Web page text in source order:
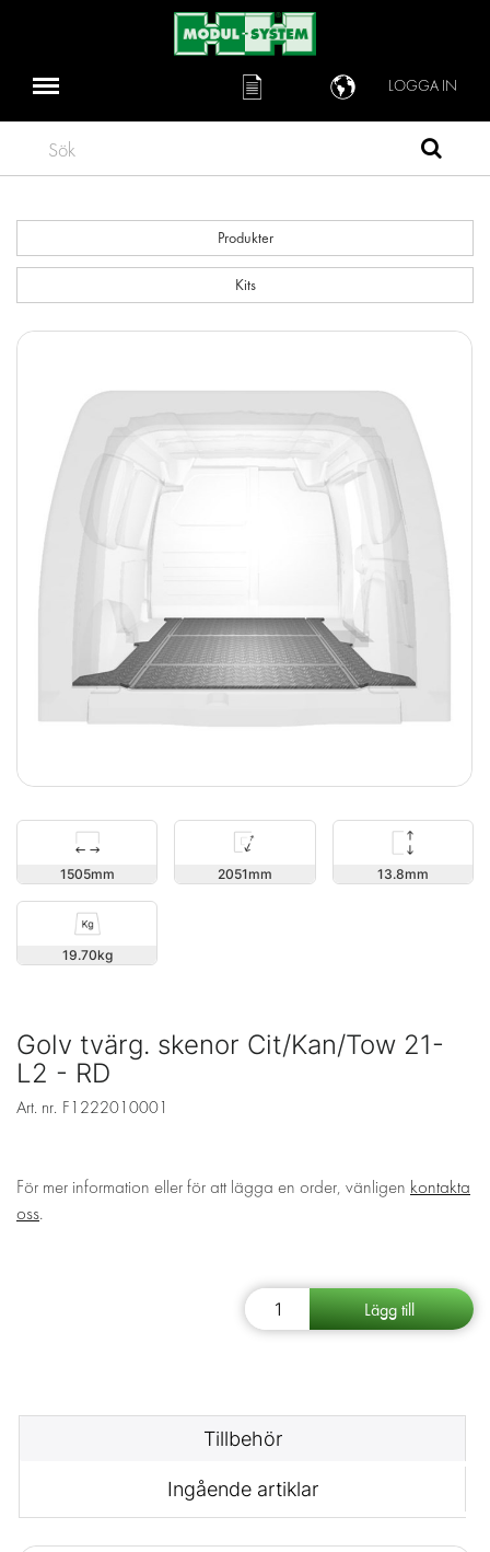
LOGGA IN
Sök
Produkter
Kits
1505 2051 13.8
19.70
Golv tvärg. skenor Cit/Kan/Tow 21-
L2 - RD
Art. nr. F1222010001
För mer information eller för att lägga en order, vänligen kontakta
oss.
Tillbehör
Ingående artiklar